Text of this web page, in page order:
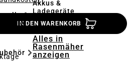
&
Akkus &
Ladegeräte
Alles in
Rasenmäher
anzeigen
Produktes
IN DEN WARENKORB